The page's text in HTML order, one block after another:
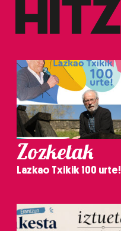
Zozketak
Lazkao Txikik 100 urte!